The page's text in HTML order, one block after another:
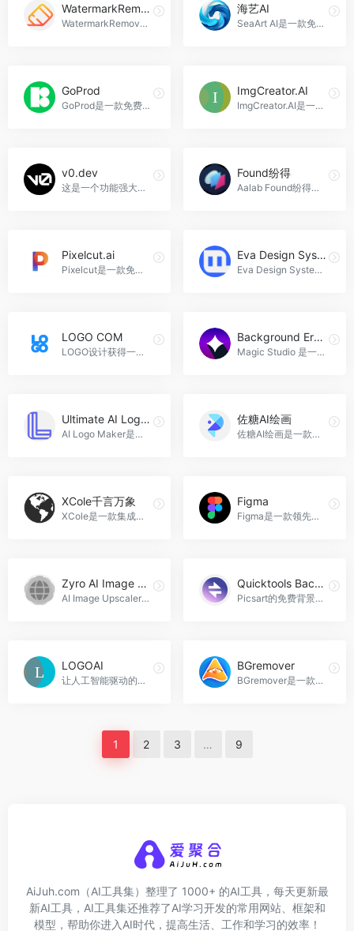
WatermarkRemover
WatermarkRemover.io是一款强大的在线工具，使用人工智能技术可以快速、准确地从图像中删除水印，满足个人和商业用户的不同需求，WatermarkRemover官网入口网址
海艺AI
SeaArt AI是一款免费的AI图像生成器，拥有超过20万个模型和风格可供选择，帮助用户创作出艺术、插图和绘画作品，海艺AI官网入口网址
GoProd
GoProd是一款免费的AI驱动桌面应用程序，能够帮助用户提升低质量图像的分辨率，去除图像的背景，并为发布准备图像，GoProd官网入口网址
ImgCreator.AI
ImgCreator.AI是一款强大的AI图像生成工具，支持多种模型，可将文字转化为图像，实现个性化定制，ImgCreator.AI官网入口网址
v0.dev
这是一个功能强大、界面简洁的聊天应用，可以帮助您与朋友、家人和同事保持联系，v0.dev官网入口网址
Found纷得
Aalab Found纷得，一款专为视觉创意工作者打造的数字资产管理解决方案，集合了多重功能，帮助设计师管理、保护和展示自己的作品，提高工作效率和影响力，Found纷得官网入口网址
Pixelcut.ai
Pixelcut是一款免费的在线设计工具，通过AI技术帮助用户快速创建高质量的产品照片和广告，提升产品的吸引力和销量，Pixelcut.ai官网入口网址
Eva Design System
Eva Design System是一个基于深度学习算法的色彩生成器，帮助设计师快速生成与主色调相配的语义色彩方案，提高设计效率，Eva Design System官网入口网址
LOGO COM
LOGO设计获得一个免费的标志和工具来建立一个你喜欢的品牌。LOGO .com是一家致力于为用户提供完美网站设计的在线平台。我们拥有丰富的设计经验和先进的技术，可以为您打造出专业、美观、易用的网站。我们为您提供一站式的设计服务，包括网站设计、LOGO设计、品牌形象设计等，LOGO COM官网入口网址
Background Eraser
Magic Studio 是一款使用人工智能技术的背景移除工具，可以快速、准确地移除照片中的背景，并提供添加背景的选项。适用于电子商务、摄影、时尚、汽车列表、动物、家具、珠宝和图形等领域，Background Eraser官网入口网址
Ultimate AI Logo Maker
AI Logo Maker是一款基于人工智能技术的Logo生成器，可以快速创建定制化的Logo设计，适用于各行各业的商业使用，Ultimate AI Logo Maker官网入口网址
佐糖AI绘画
佐糖AI绘画是一款在线AI绘画工具，能够将文字描述快速转变成精美画作，帮助用户释放创意，满足不同创作需求，佐糖AI绘画官网入口网址
XCole千言万象
XCole是一款集成了AI问答写作和AI绘画功能的智能AI创作工具，帮助用户快速生成高质量的文章和精彩的绘画作品，XCole千言万象官网入口网址
Figma
Figma是一款领先的协作设计工具，提供了设计、原型、开发和反馈收集等功能，帮助团队构建有意义的产品。实时协作、云端存储和跨平台支持是其特点，适用于UI设计、UX设计和团队协作等场景，Figma官网入口网址
Zyro AI Image Upscaler
AI Image Upscaler是一款免费的在线图片增强工具，可以帮助您提升低分辨率图片的质量，让您的图片更加清晰和高分辨率，Zyro AI Image Upscaler官网入口网址
Quicktools Background Remover
Picsart的免费背景移除工具可以帮助用户快速去除图像背景，生成透明背景，并提供背景更改和编辑功能，适用于设计项目、广告制作和社交媒体等场景，Quicktools Background Remover官网入口网址
LOGOAI
让人工智能驱动的徽标制作器生成您的新徽标，创建匹配的文具， 并设计一个你喜欢的品牌！创建匹配的文具，设计您喜欢的品牌!，LOGOAI官网入口网址
BGremover
BGremover是一款强大的在线AI背景移除工具，能够帮助用户快速、准确地移除图片背景，并生成适合的新背景，BGremover官网入口网址
1 2 3 … 9
AiJuh.com（AI工具集）整理了 1000+ 的AI工具，每天更新最
新AI工具，AI工具集还推荐了AI学习开发的常用网站、框架和
模型，帮助你进入AI时代，提高生活、工作和学习的效率！